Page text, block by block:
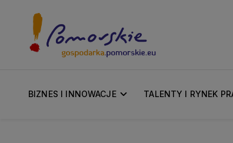
BIZNES I INNOWACJE TALENTY I RYNEK